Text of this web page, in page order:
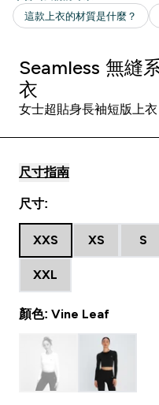
Seamless 無縫
衣
女士超貼身長袖短版上衣
尺寸指南
尺寸:
XXS XS S
XXL
顏色: Vine Leaf